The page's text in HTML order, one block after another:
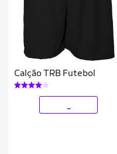
Calção TRB Futebol